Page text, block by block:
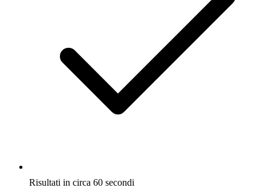
Risultati in circa 60 secondi